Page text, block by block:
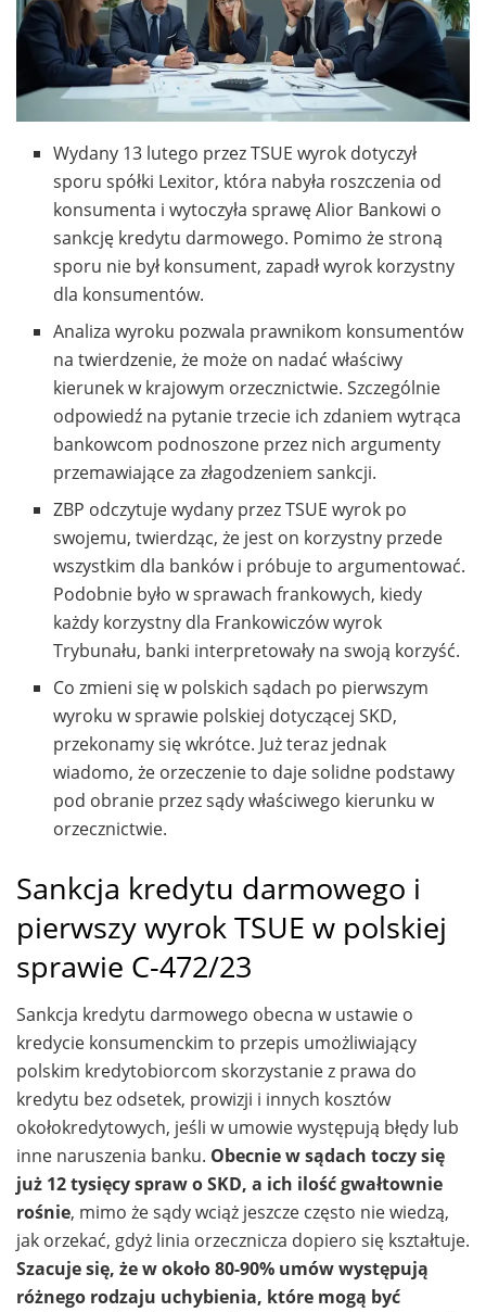
Wydany 13 lutego przez TSUE wyrok dotyczył
sporu spółki Lexitor, która nabyła roszczenia od
konsumenta i wytoczyła sprawę Alior Bankowi o
sankcję kredytu darmowego. Pomimo że stroną
sporu nie był konsument, zapadł wyrok korzystny
dla konsumentów.
Analiza wyroku pozwala prawnikom konsumentów
na twierdzenie, że może on nadać właściwy
kierunek w krajowym orzecznictwie. Szczególnie
odpowiedź na pytanie trzecie ich zdaniem wytrąca
bankowcom podnoszone przez nich argumenty
przemawiające za złagodzeniem sankcji.
ZBP odczytuje wydany przez TSUE wyrok po
swojemu, twierdząc, że jest on korzystny przede
wszystkim dla banków i próbuje to argumentować.
Podobnie było w sprawach frankowych, kiedy
każdy korzystny dla Frankowiczów wyrok
Trybunału, banki interpretowały na swoją korzyść.
Co zmieni się w polskich sądach po pierwszym
wyroku w sprawie polskiej dotyczącej SKD,
przekonamy się wkrótce. Już teraz jednak
wiadomo, że orzeczenie to daje solidne podstawy
pod obranie przez sądy właściwego kierunku w
orzecznictwie.
Sankcja kredytu darmowego i
pierwszy wyrok TSUE w polskiej
sprawie C-472/23
Sankcja kredytu darmowego obecna w ustawie o
kredycie konsumenckim to przepis umożliwiający
polskim kredytobiorcom skorzystanie z prawa do
kredytu bez odsetek, prowizji i innych kosztów
okołokredytowych, jeśli w umowie występują błędy lub
inne naruszenia banku. Obecnie w sądach toczy się
już 12 tysięcy spraw o SKD, a ich ilość gwałtownie
rośnie, mimo że sądy wciąż jeszcze często nie wiedzą,
jak orzekać, gdyż linia orzecznicza dopiero się kształtuje.
Szacuje się, że w około 80-90% umów występują
różnego rodzaju uchybienia, które mogą być